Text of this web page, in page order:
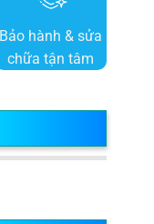
Bảo hành & sửa
chữa tận tâm